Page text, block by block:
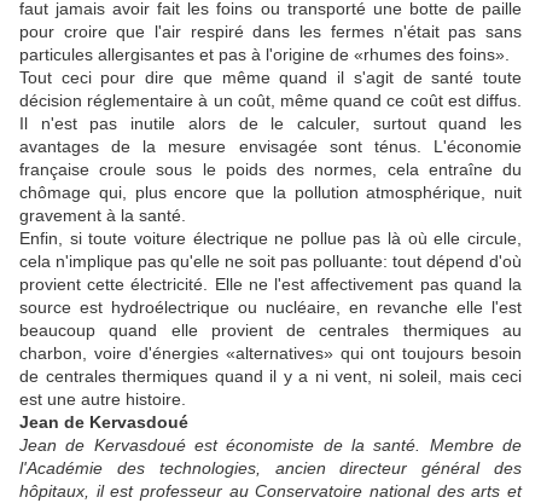
faut jamais avoir fait les foins ou transporté une botte de paille
pour croire que l'air respiré dans les fermes n'était pas sans
particules allergisantes et pas à l'origine de «rhumes des foins».
Tout ceci pour dire que même quand il s'agit de santé toute
décision réglementaire à un coût, même quand ce coût est diffus.
Il n'est pas inutile alors de le calculer, surtout quand les
avantages de la mesure envisagée sont ténus. L'économie
française croule sous le poids des normes, cela entraîne du
chômage qui, plus encore que la pollution atmosphérique, nuit
gravement à la santé.
Enfin, si toute voiture électrique ne pollue pas là où elle circule,
cela n'implique pas qu'elle ne soit pas polluante: tout dépend d'où
provient cette électricité. Elle ne l'est affectivement pas quand la
source est hydroélectrique ou nucléaire, en revanche elle l'est
beaucoup quand elle provient de centrales thermiques au
charbon, voire d'énergies «alternatives» qui ont toujours besoin
de centrales thermiques quand il y a ni vent, ni soleil, mais ceci
est une autre histoire.
Jean de Kervasdoué
Jean de Kervasdoué est économiste de la santé. Membre de
l'Académie des technologies, ancien directeur général des
hôpitaux, il est professeur au Conservatoire national des arts et